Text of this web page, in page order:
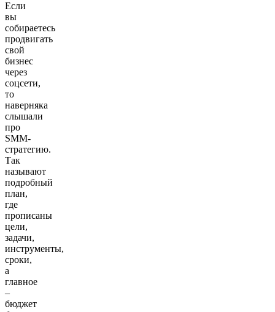
Если
вы
собираетесь
продвигать
свой
бизнес
через
соцсети,
то
наверняка
слышали
про
SMM-
стратегию.
Так
называют
подробный
план,
где
прописаны
цели,
задачи,
инструменты,
сроки,
а
главное
–
бюджет